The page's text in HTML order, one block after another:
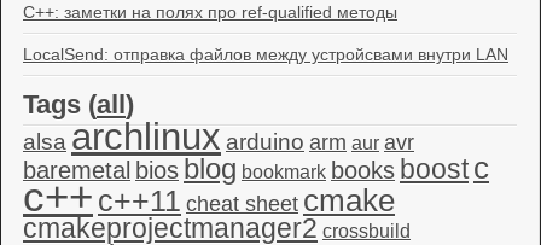
C++: заметки на полях про ref-qualified методы
LocalSend: отправка файлов между устройсвами внутри LAN
Tags (all)
alsaarchlinux arduino arm aur avr
baremetal bios blog bookmark books boost c
c++c++11 cheat sheet cmake
cmakeprojectmanager2 crossbuild